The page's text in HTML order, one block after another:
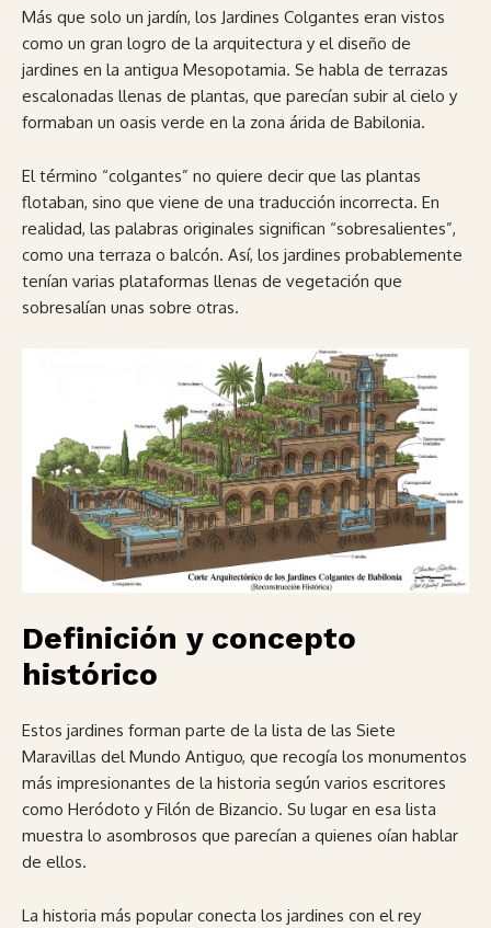
Más que solo un jardín, los Jardines Colgantes eran vistos
como un gran logro de la arquitectura y el diseño de
jardines en la antigua Mesopotamia. Se habla de terrazas
escalonadas llenas de plantas, que parecían subir al cielo y
formaban un oasis verde en la zona árida de Babilonia.
El término “colgantes” no quiere decir que las plantas
flotaban, sino que viene de una traducción incorrecta. En
realidad, las palabras originales significan “sobresalientes”,
como una terraza o balcón. Así, los jardines probablemente
tenían varias plataformas llenas de vegetación que
sobresalían unas sobre otras.
Definición y concepto
histórico
Estos jardines forman parte de la lista de las Siete
Maravillas del Mundo Antiguo, que recogía los monumentos
más impresionantes de la historia según varios escritores
como Heródoto y Filón de Bizancio. Su lugar en esa lista
muestra lo asombrosos que parecían a quienes oían hablar
de ellos.
La historia más popular conecta los jardines con el rey